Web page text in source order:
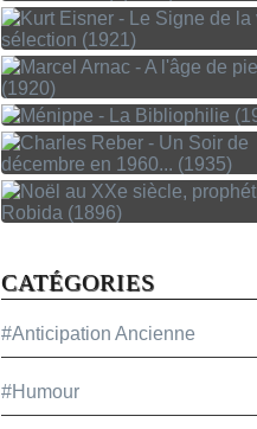
CATÉGORIES
#Anticipation Ancienne
#Humour